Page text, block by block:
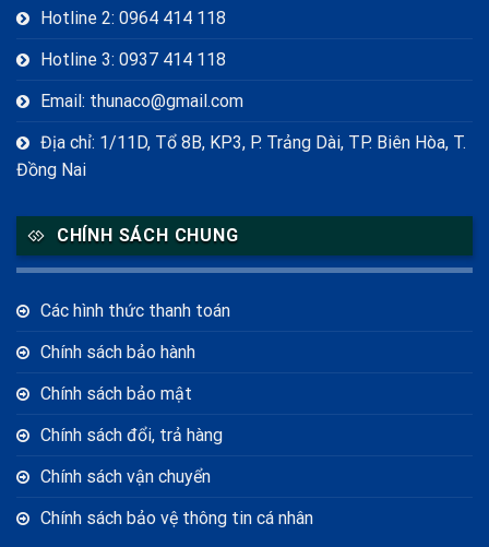
Hotline 2: 0964 414 118
Hotline 3: 0937 414 118
Email: thunaco@gmail.com
Địa chỉ: 1/11D, Tổ 8B, KP3, P. Trảng Dài, TP. Biên Hòa, T.
Đồng Nai
CHÍNH SÁCH CHUNG
Các hình thức thanh toán
Chính sách bảo hành
Chính sách bảo mật
Chính sách đổi, trả hàng
Chính sách vận chuyển
Chính sách bảo vệ thông tin cá nhân